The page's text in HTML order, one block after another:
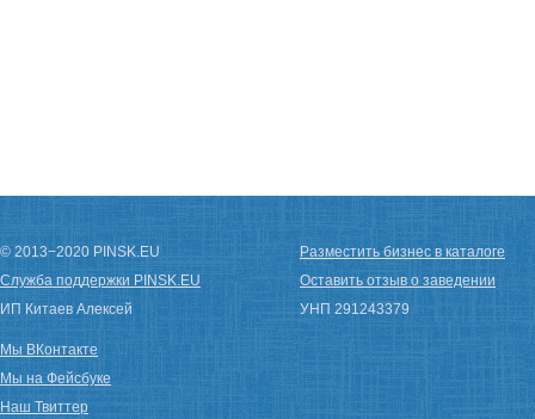
© 2013−2020 PINSK.EU
Служба поддержки PINSK.EU
ИП Китаев Алексей
Разместить бизнес в каталоге
Оставить отзыв о заведении
УНП 291243379
Мы ВКонтакте
Мы на Фейсбуке
Наш Твиттер